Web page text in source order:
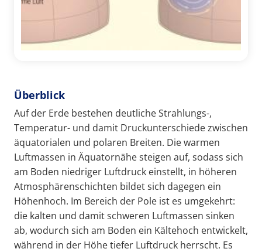
Überblick
Auf der Erde bestehen deutliche Strahlungs-,
Temperatur- und damit Druckunterschiede zwischen
äquatorialen und polaren Breiten. Die warmen
Luftmassen in Äquatornähe steigen auf, sodass sich
am Boden niedriger Luftdruck einstellt, in höheren
Atmosphärenschichten bildet sich dagegen ein
Höhenhoch. Im Bereich der Pole ist es umgekehrt:
die kalten und damit schweren Luftmassen sinken
ab, wodurch sich am Boden ein Kältehoch entwickelt,
während in der Höhe tiefer Luftdruck herrscht. Es